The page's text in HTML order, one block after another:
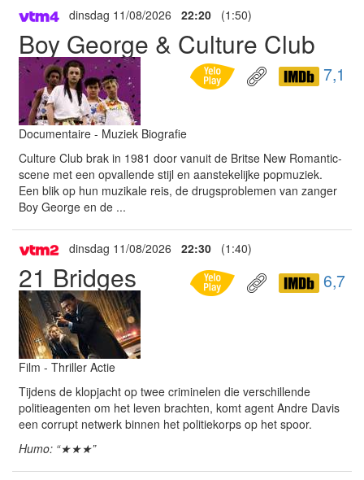
dinsdag 11/08/2026 22:20 (1:50)
Boy George & Culture Club
7,1
Documentaire - Muziek Biografie
Culture Club brak in 1981 door vanuit de Britse New Romantic-
scene met een opvallende stijl en aanstekelijke popmuziek.
Een blik op hun muzikale reis, de drugsproblemen van zanger
Boy George en de ...
dinsdag 11/08/2026 22:30 (1:40)
21 Bridges 6,7
Film - Thriller Actie
Tijdens de klopjacht op twee criminelen die verschillende
politieagenten om het leven brachten, komt agent Andre Davis
een corrupt netwerk binnen het politiekorps op het spoor.
Humo: “★★★”